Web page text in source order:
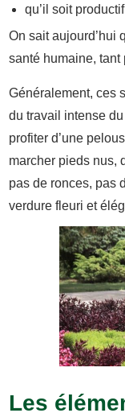
qu’il soit
On sait aujourd’hui
santé humaine,
Généralement, ces
du travail intense
profiter d’une
marcher pieds nus,
pas de ronces, pas
verdure fleuri et
Les